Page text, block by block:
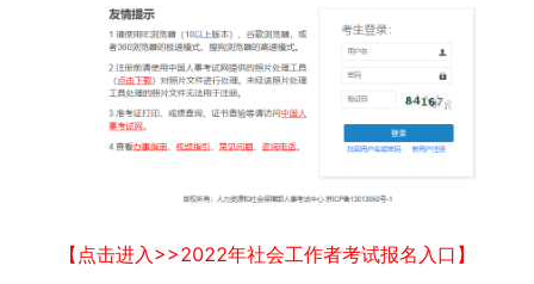
【点击进入>>2022年社会工作者考试报名入口】